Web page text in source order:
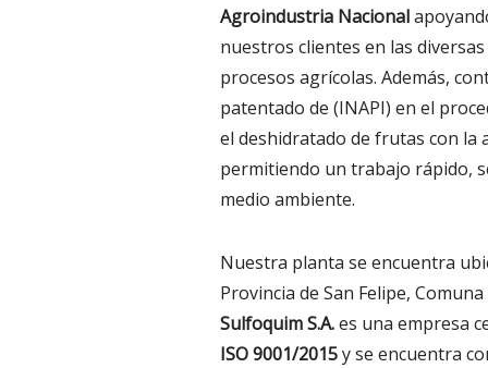
Agroindustria Nacional
nuestros clientes en las
procesos agrícolas. Además,
patentado de (INAPI) en el
el deshidratado de frutas con la
permitiendo un trabajo rápido,
medio ambiente.
Nuestra planta se encuentra
Provincia de San Felipe,
Sulfoquim S.A.es una empresa
ISO 9001/2015y se encuentra